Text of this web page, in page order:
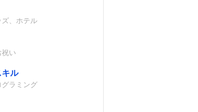
、ホテル
祝い
ル
ラミング